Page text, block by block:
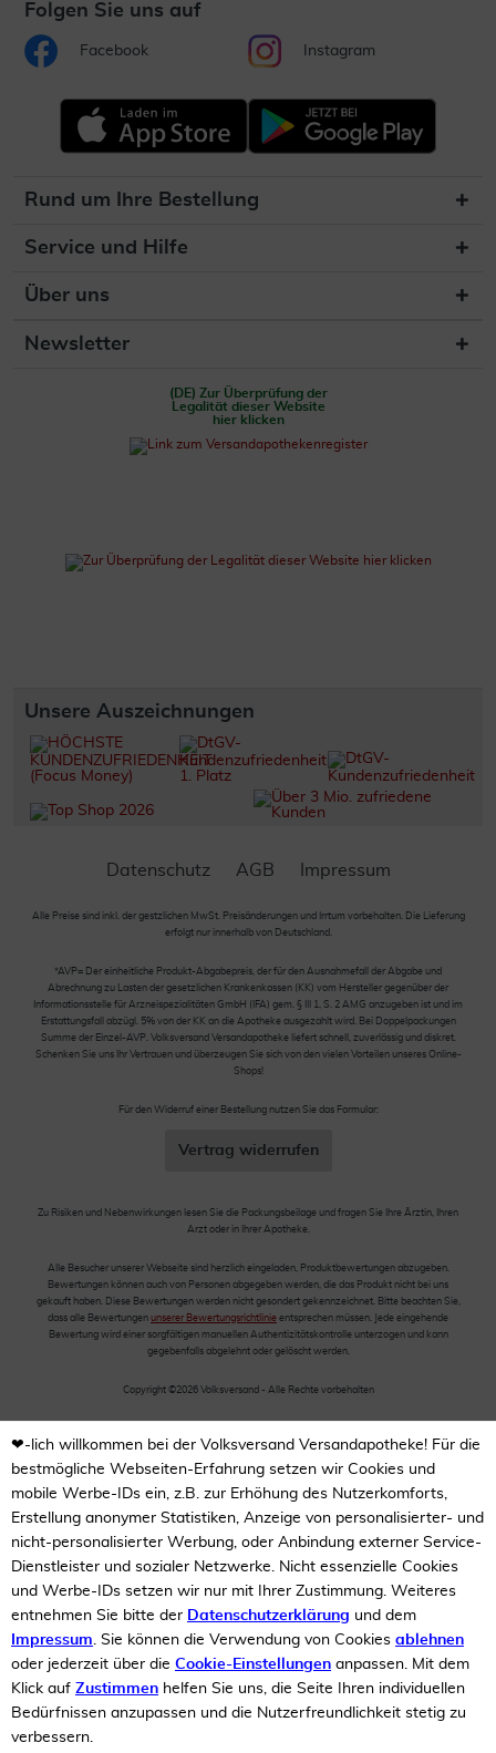
Folgen Sie uns auf
Facebook Instagram
Rund um Ihre Bestellung
Service und Hilfe
Über uns
Newsletter
(DE) Zur Überprüfung der
Legalität dieser Website
hier klicken
Unsere Auszeichnungen
Datenschutz AGB Impressum
Alle Preise sind inkl. der gestzlichen MwSt. Preisänderungen und Irrtum vorbehalten. Die Lieferung
erfolgt nur innerhalb von Deutschland.
*AVP= Der einheitliche Produkt-Abgabepreis, der für den Ausnahmefall der Abgabe und
Abrechnung zu Lasten der gesetzlichen Krankenkassen (KK) vom Hersteller gegenüber der
Informationsstelle für Arzneispezialitäten GmbH (IFA) gem. § III 1, S. 2 AMG anzugeben ist und im
Erstattungsfall abzügl. 5% von der KK an die Apotheke ausgezahlt wird. Bei Doppelpackungen
Summe der Einzel-AVP. Volksversand Versandapotheke liefert schnell, zuverlässig und diskret.
Schenken Sie uns Ihr Vertrauen und überzeugen Sie sich von den vielen Vorteilen unseres Online-
Shops!
Für den Widerruf einer Bestellung nutzen Sie das Formular:
Vertrag widerrufen
Zu Risiken und Nebenwirkungen lesen Sie die Packungsbeilage und fragen Sie Ihre Ärztin, Ihren
Arzt oder in Ihrer Apotheke.
Alle Besucher unserer Webseite sind herzlich eingeladen, Produktbewertungen abzugeben.
Bewertungen können auch von Personen abgegeben werden, die das Produkt nicht bei uns
gekauft haben. Diese Bewertungen werden nicht gesondert gekennzeichnet. Bitte beachten Sie,
dass alle Bewertungen unserer Bewertungsrichtlinie entsprechen müssen. Jede eingehende
Bewertung wird einer sorgfältigen manuellen Authentizitätskontrolle unterzogen und kann
gegebenfalls abgelehnt oder gelöscht werden.
Copyright ©2026 Volksversand - Alle Rechte vorbehalten
❤-lich willkommen bei der Volksversand Versandapotheke! Für die
bestmögliche Webseiten-Erfahrung setzen wir Cookies und
mobile Werbe-IDs ein, z.B. zur Erhöhung des Nutzerkomforts,
Erstellung anonymer Statistiken, Anzeige von personalisierter- und
nicht-personalisierter Werbung, oder Anbindung externer Service-
Dienstleister und sozialer Netzwerke. Nicht essenzielle Cookies
und Werbe-IDs setzen wir nur mit Ihrer Zustimmung. Weiteres
entnehmen Sie bitte der Datenschutzerklärung und dem
Impressum. Sie können die Verwendung von Cookies ablehnen
oder jederzeit über die Cookie-Einstellungen anpassen. Mit dem
Klick auf Zustimmen helfen Sie uns, die Seite Ihren individuellen
Bedürfnissen anzupassen und die Nutzerfreundlichkeit stetig zu
verbessern.